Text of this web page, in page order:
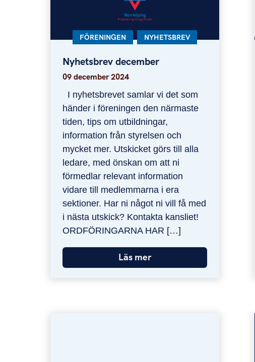
Nyhetsbrev december
Nyhetsbrev december
KATEGORI:
FÖRENINGEN KATEGORI:
NYHETSBREV
09 december 2024
I nyhetsbrevet samlar vi det som
händer i föreningen den närmaste
tiden, tips om utbildningar,
information från styrelsen och
mycket mer. Utskicket görs till alla
ledare, med önskan om att ni
förmedlar relevant information
vidare till medlemmarna i era
sektioner. Har ni något ni vill få med
i nästa utskick? Kontakta kansliet!
ORDFÖRINGARNA HAR […]
Läs mer